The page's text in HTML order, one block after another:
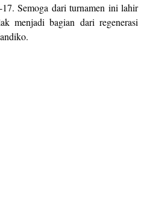
Semoga dari turnamen ini lahir
menjadi bagian dari regenerasi